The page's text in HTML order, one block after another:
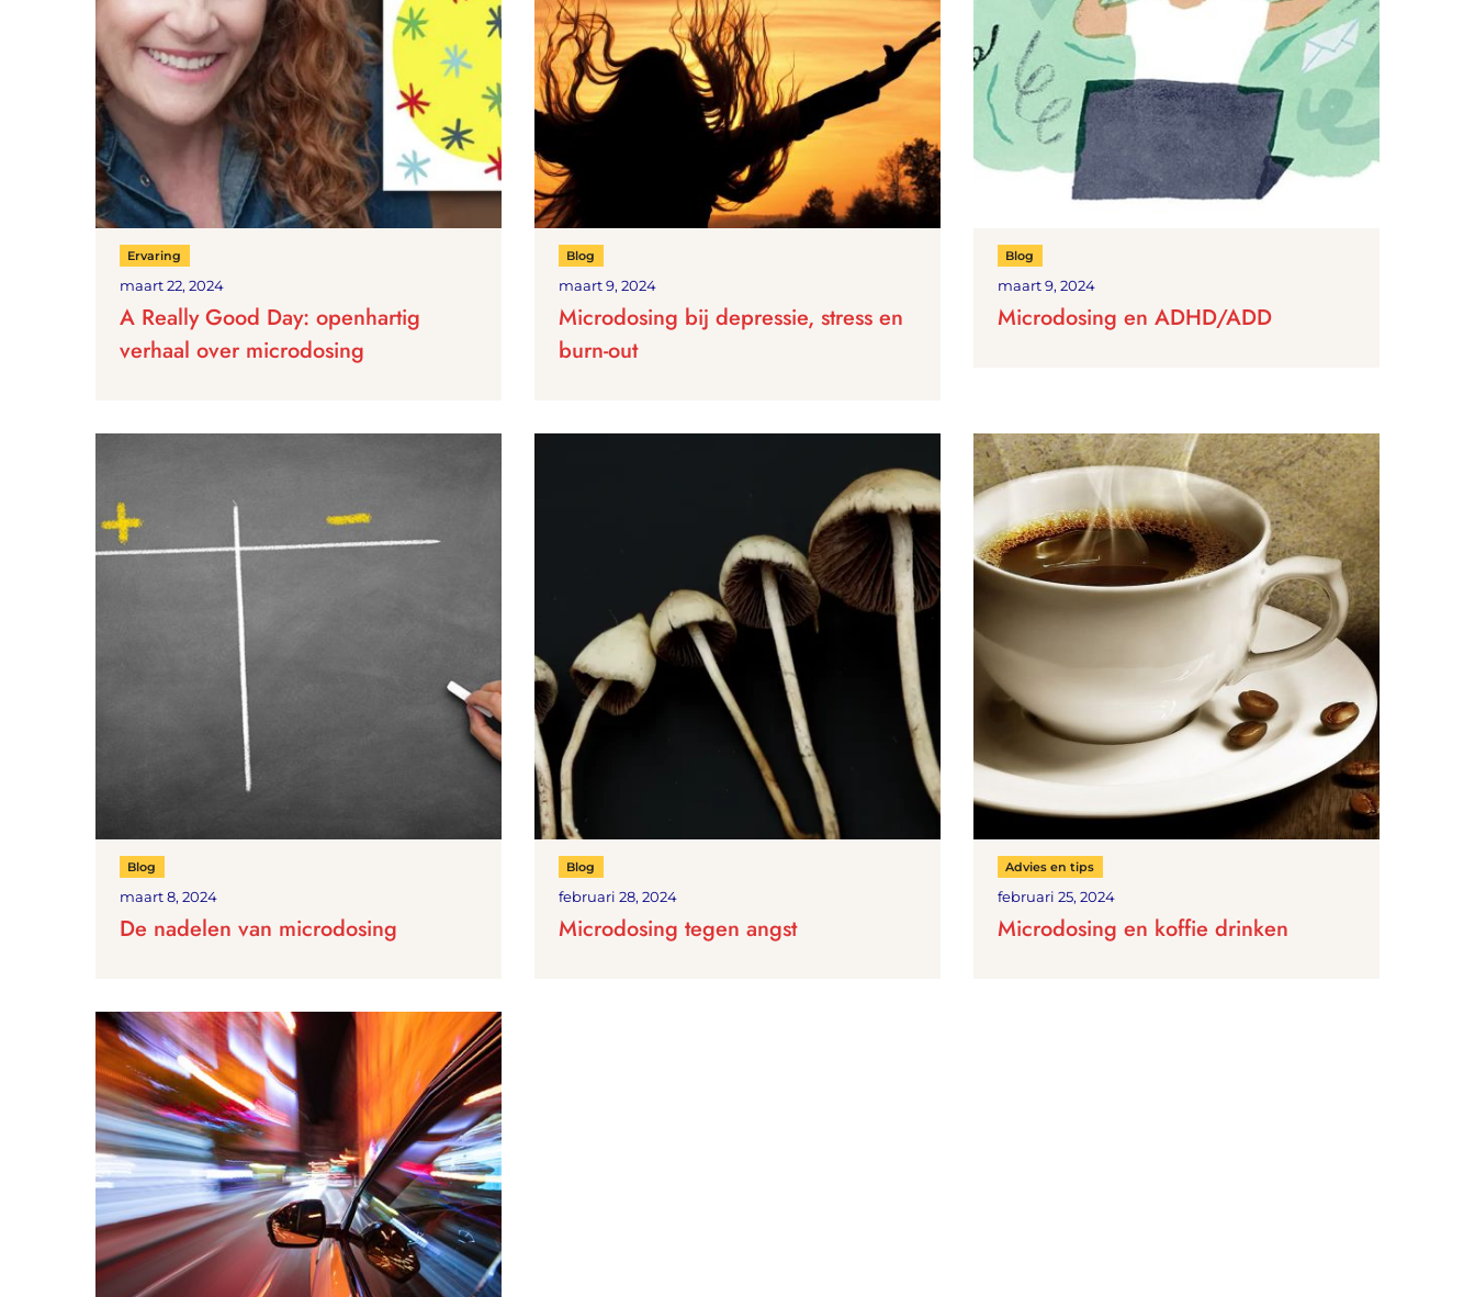
maart 22, 2024
Ervaring
A Really Good Day: openhartig
verhaal over microdosing
maart 9, 2024
Blog
Microdosing bij depressie, stress en
burn-out
maart 9, 2024
Blog
Microdosing en ADHD/ADD
maart 8, 2024
Blog
De nadelen van microdosing
februari 28, 2024
Blog
Microdosing tegen angst
februari 25, 2024
Advies en tips
Microdosing en koffie drinken